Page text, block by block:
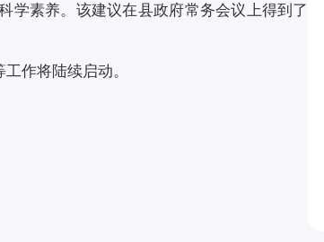
学素养。该建议在县政府常务会议上得到了
作将陆续启动。